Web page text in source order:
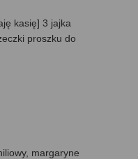
kasię] 3 jajka
proszku do
margaryne